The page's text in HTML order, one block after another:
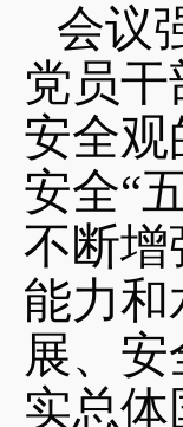
会议
党员
安全观
安全“
不断增
能力和
展、
实总